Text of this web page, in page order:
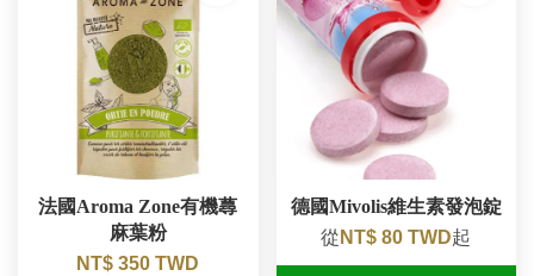
法國Aroma Zone有機蕁
麻葉粉
NT$ 350 TWD
德國Mivolis維生素發泡錠
從 NT$ 80 TWD起